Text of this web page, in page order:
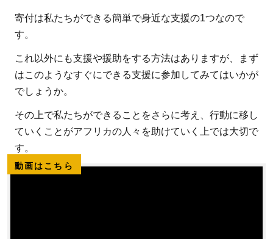
寄付は私たちができる簡単で身近な支援の1つなので
す。
これ以外にも支援や援助をする方法はありますが、まず
はこのようなすぐにできる支援に参加してみてはいかが
でしょうか。
その上で私たちができることをさらに考え、行動に移し
ていくことがアフリカの人々を助けていく上では大切で
す。
動画はこちら